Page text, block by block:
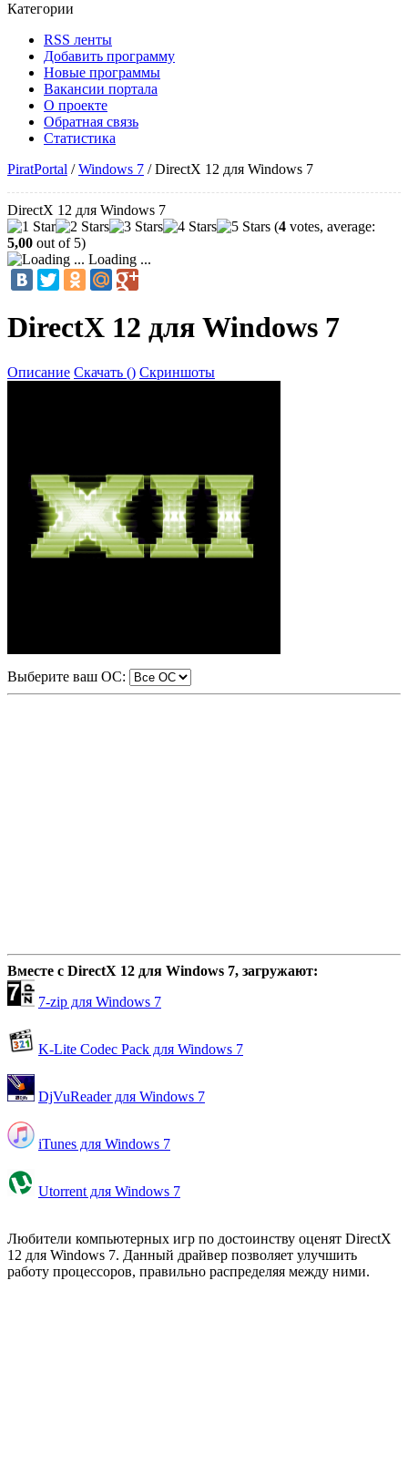
Категории
RSS ленты
Добавить программу
Новые программы
Вакансии портала
О проекте
Обратная связь
Статистика
PiratPortal /Windows 7 /DirectX 12 для Windows 7
DirectX 12 для Windows 7
(4 votes, average:
5,00 out of 5)
Loading ...
DirectX 12 для Windows 7
Описание Скачать () Скриншоты
Выберите ваш ОС:
Вместе с DirectX 12 для Windows 7, загружают:
7-zip для Windows 7
K-Lite Codec Pack для Windows 7
DjVuReader для Windows 7
iTunes для Windows 7
Utorrent для Windows 7
Любители компьютерных игр по достоинству оценят DirectX
12 для Windows 7. Данный драйвер позволяет улучшить
работу процессоров, правильно распределяя между ними.